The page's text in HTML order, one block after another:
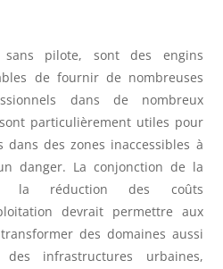
sans pilote, sont des engins
de fournir de nombreuses
dans de nombreux
particulièrement utiles pour
dans deszones inaccessibles à
danger. La conjonction de la
la réduction des coûts
devrait permettre aux
des domaines aussi
des infrastructures urbaines,